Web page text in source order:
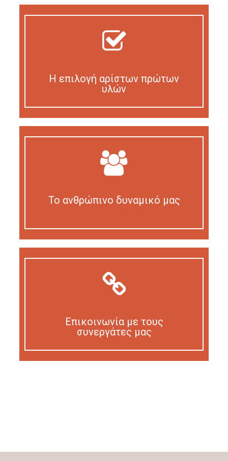
Η επιλογή αρίστων πρώτων
υλών
Το ανθρώπινο δυναμικό μας
Επικοινωνία με τους
συνεργάτες μας